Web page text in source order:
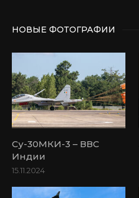
НОВЫЕ ФОТОГРАФИИ
Су-30МКИ-3 – ВВС
Индии
15.11.2024